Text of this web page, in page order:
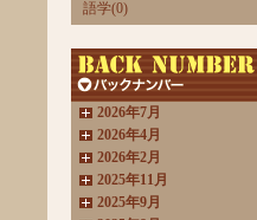
語学(0)
2026年7月
2026年4月
2026年2月
2025年11月
2025年9月